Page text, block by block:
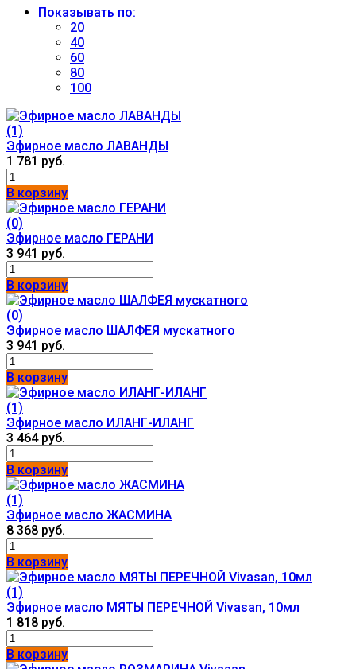
Показывать по:
20
40
60
80
100
(1)
Эфирное масло ЛАВАНДЫ
1 781 руб.
В корзину
(0)
Эфирное масло ГЕРАНИ
3 941 руб.
В корзину
(0)
Эфирное масло ШАЛФЕЯ мускатного
3 941 руб.
В корзину
(1)
Эфирное масло ИЛАНГ-ИЛАНГ
3 464 руб.
В корзину
(1)
Эфирное масло ЖАСМИНА
8 368 руб.
В корзину
(1)
Эфирное масло МЯТЫ ПЕРЕЧНОЙ Vivasan, 10мл
1 818 руб.
В корзину